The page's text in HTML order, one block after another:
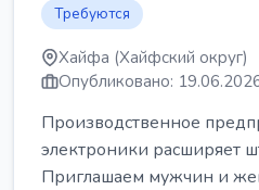
Требуются
Хайфа (Хайфский округ)
Опубликовано:
Производственное
электроники расширяет
Приглашаем мужчин и